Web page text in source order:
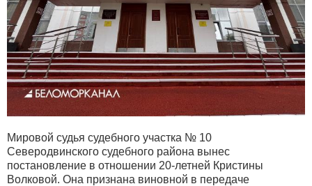
Мировой судья судебного участка № 10
Северодвинского судебного района вынес
постановление в отношении 20-летней Кристины
Волковой. Она признана виновной в передаче